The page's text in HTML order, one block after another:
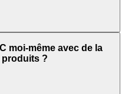
moi-même avec de la
?